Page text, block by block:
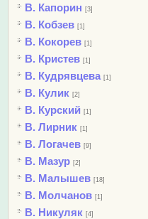
В. Капорин [3]
В. Кобзев [1]
В. Кокорев [1]
В. Кристев [1]
В. Кудрявцева [1]
В. Кулик [2]
В. Курский [1]
В. Лирник [1]
В. Логачев [9]
В. Мазур [2]
В. Малышев [18]
В. Молчанов [1]
В. Никуляк [4]